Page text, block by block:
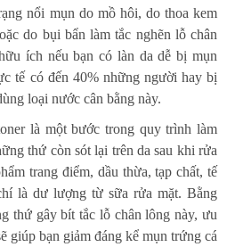
nổi mụn do mồ hôi, do thoa kem
do bụi bẩn làm tắc nghẽn lỗ chân
ích nếu bạn có làn da dễ bị mụn
tế có đến 40% những người hay bị
loại nước cân bằng này.
là một bước trong quy trình làm
thứ còn sót lại trên da sau khi rửa
trang điểm, dầu thừa, tạp chất, tế
là dư lượng từ sữa rửa mặt. Bằng
thứ gây bít tắc lỗ chân lông này, ưu
giúp bạn giảm đáng kể mụn trứng cá